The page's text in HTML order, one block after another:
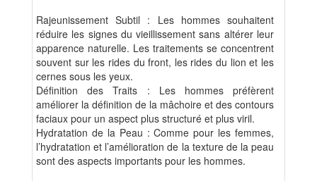
Rajeunissement Subtil : Les hommes souhaitent
réduire les signes du vieillissement sans altérer leur
apparence naturelle. Les traitements se concentrent
souvent sur les rides du front, les rides du lion et les
cernes sous les yeux.
Définition des Traits : Les hommes préfèrent
améliorer la définition de la mâchoire et des contours
faciaux pour un aspect plus structuré et plus viril.
Hydratation de la Peau : Comme pour les femmes,
l’hydratation et l’amélioration de la texture de la peau
sont des aspects importants pour les hommes.